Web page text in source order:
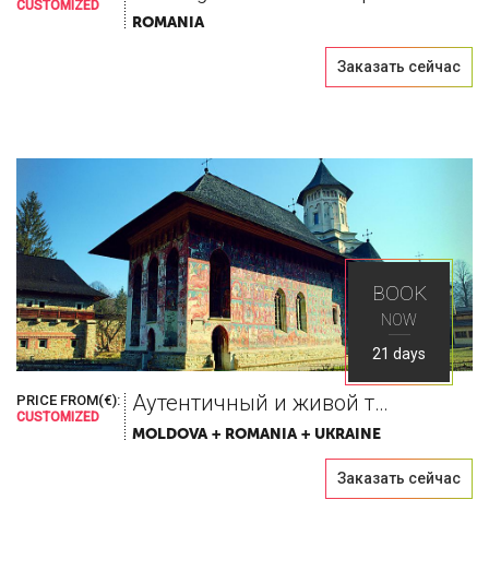
CUSTOMIZED
ROMANIA
Заказать сейчас
BOOK
NOW
21 days
PRICE FROM(€):
CUSTOMIZED
Аутентичный и живой тур
MOLDOVA + ROMANIA + UKRAINE
Заказать сейчас